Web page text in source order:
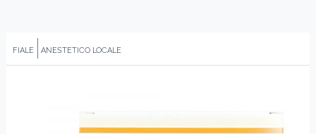
FIALE ANESTETICO LOCALE